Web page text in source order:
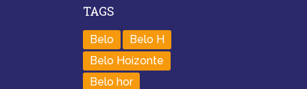
TAGS
Belo
Belo H
Belo Hoizonte
Belo hor